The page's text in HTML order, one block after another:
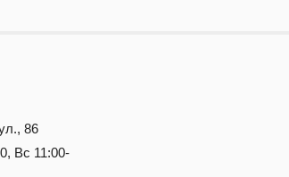
86
Вс 11:00-